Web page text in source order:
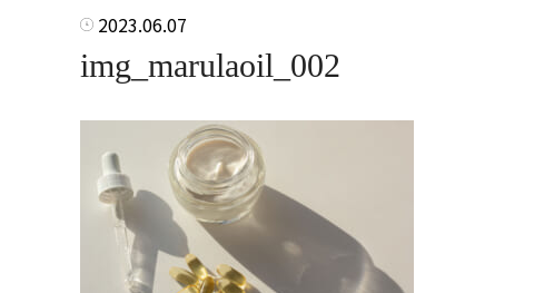
2023.06.07
img_marulaoil_002